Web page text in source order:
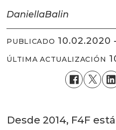
DaniellaBalin
PUBLICADO 10.02.2020
ÚLTIMA ACTUALIZACIÓN
Desde 2014, F4F